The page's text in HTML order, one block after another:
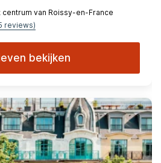
centrum van Roissy-en-France
reviews)
bekijken